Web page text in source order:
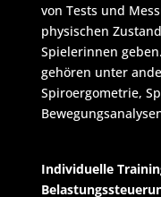
von Tests und
physischen
Spielerinnen
gehören unter
Spiroergometrie,
Individuelle